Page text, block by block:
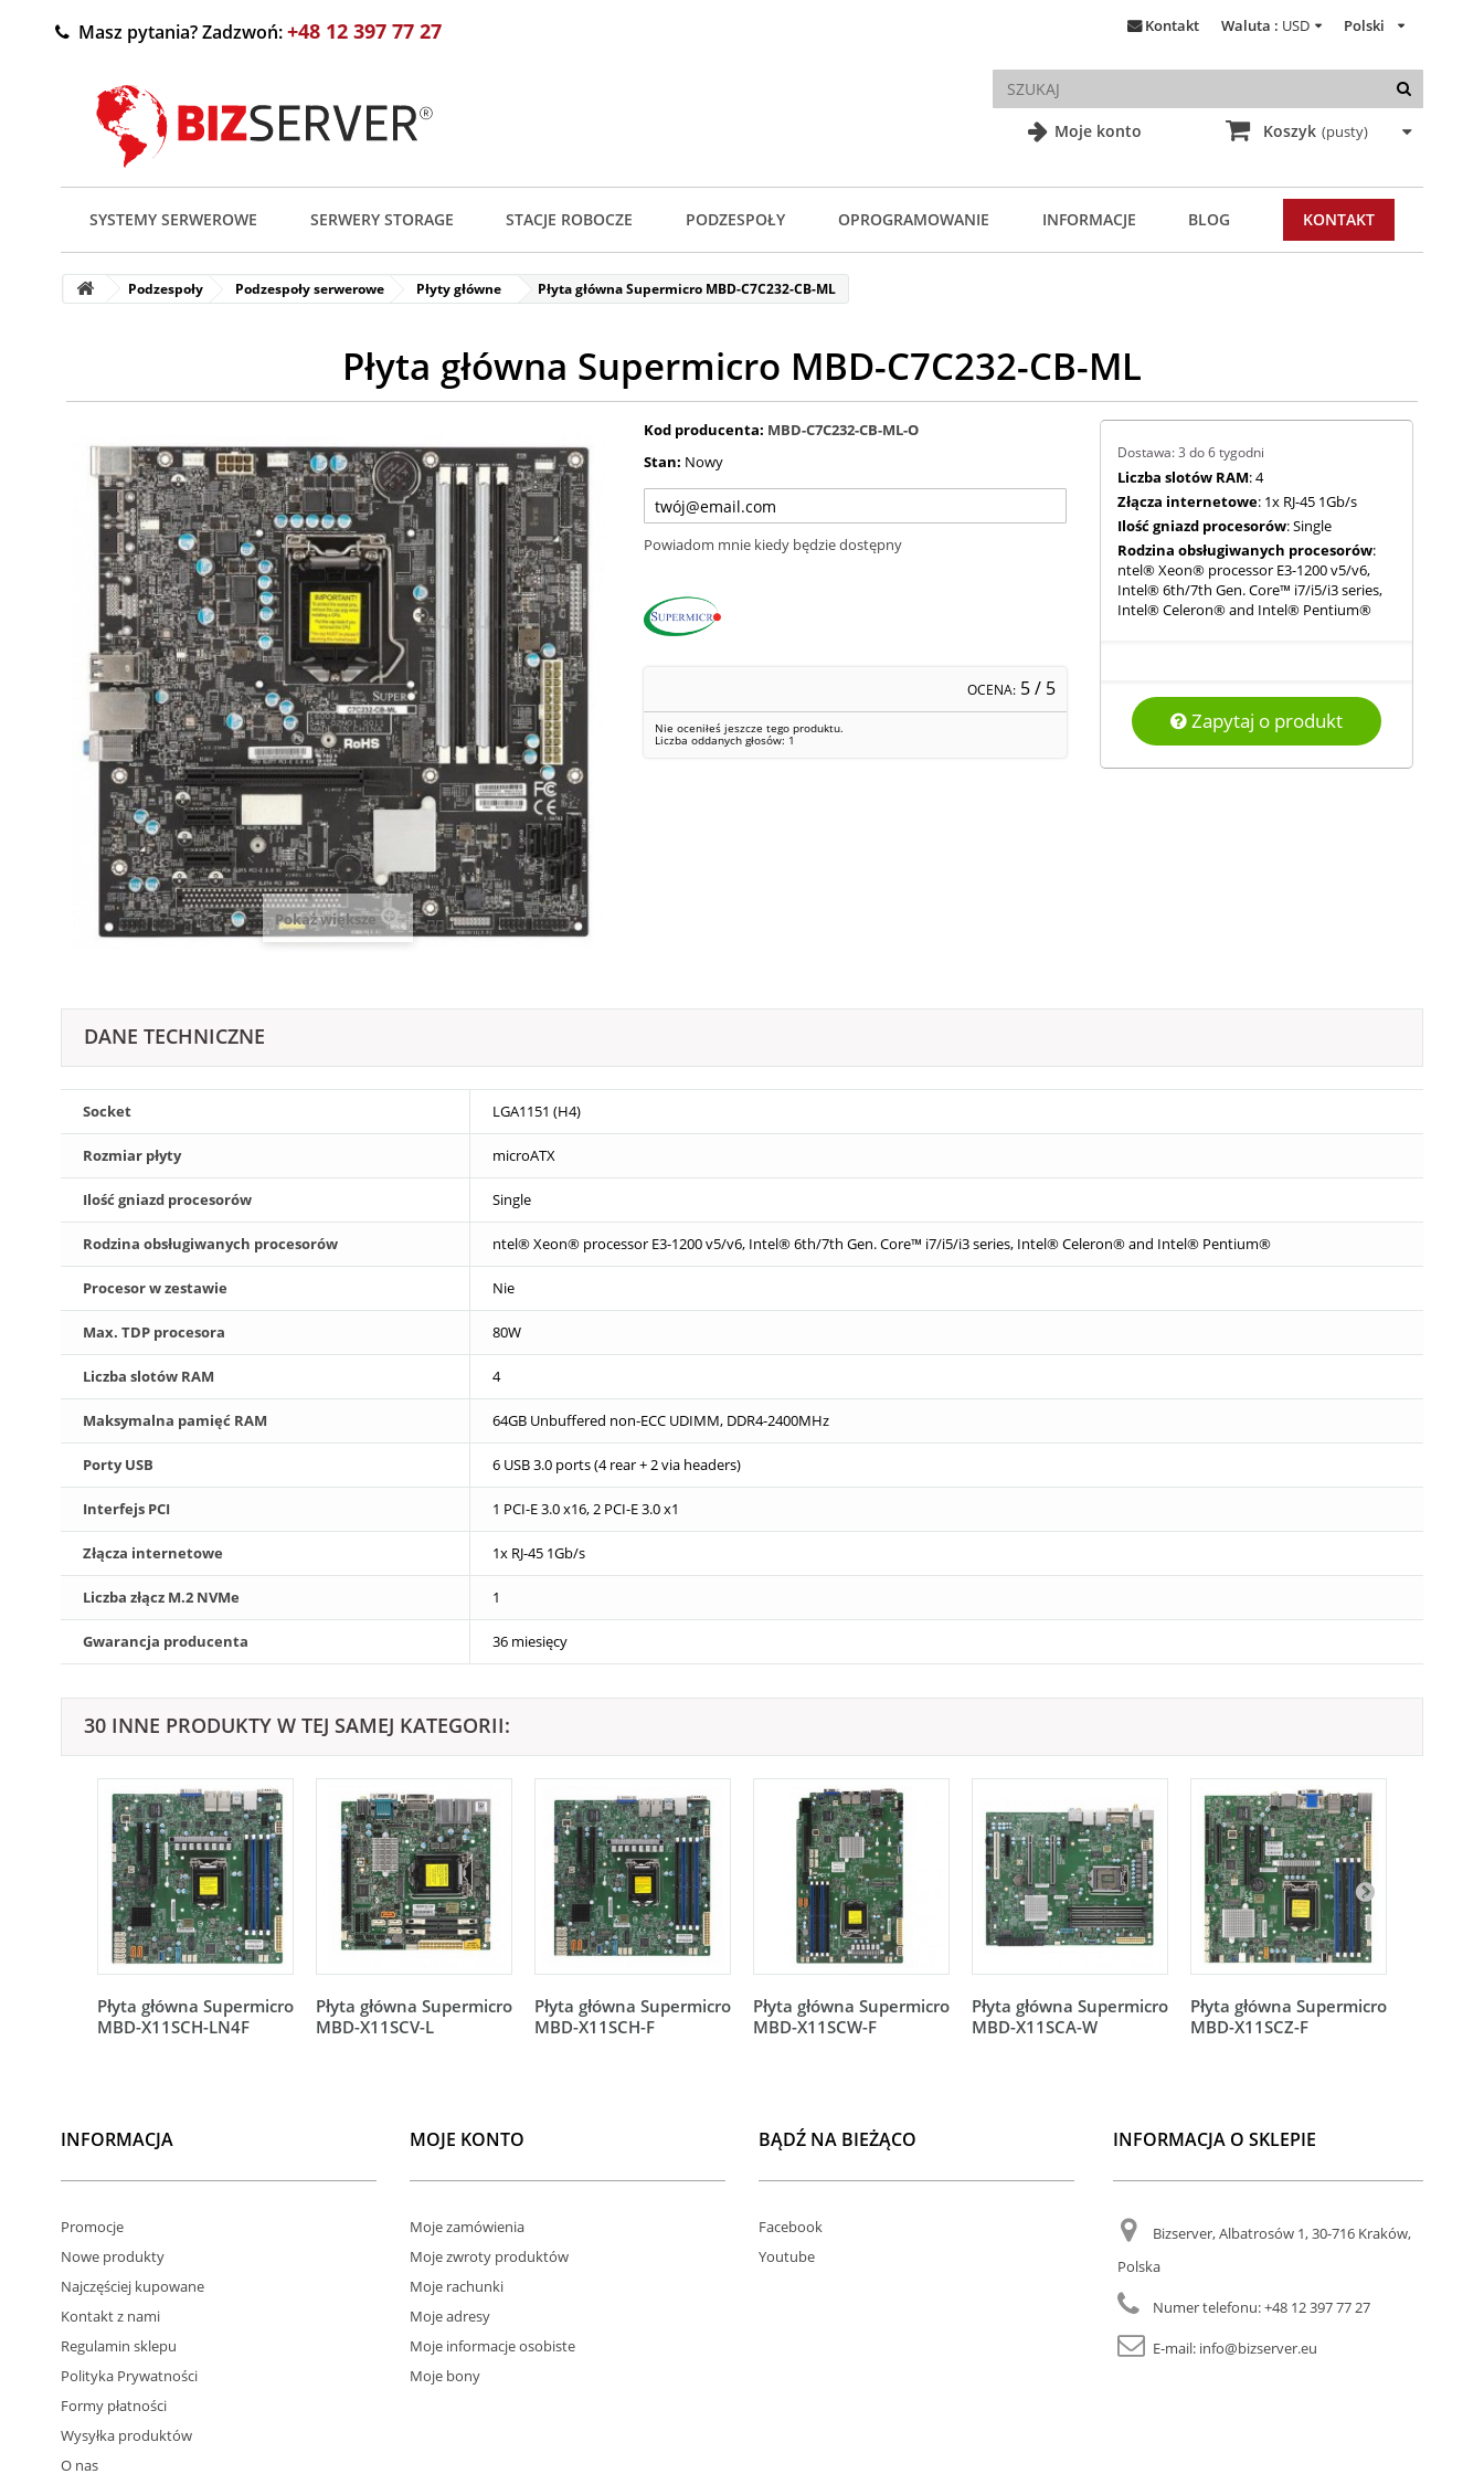
Moje konto
Polski
Waluta : USD
Kontakt
Masz pytania? Zadzwoń:+48 12 397 77 27
Koszyk (pusty)
SYSTEMY SERWEROWE SERWERY STORAGE STACJE ROBOCZE PODZESPOŁY OPROGRAMOWANIE INFORMACJE BLOG KONTAKT
Podzespoły Podzespoły serwerowe Płyty główne Płyta główna Supermicro MBD-C7C232-CB-ML
Płyta główna Supermicro MBD-C7C232-CB-ML
Pokaż większe
Kod producenta: MBD-C7C232-CB-ML-O
Stan: Nowy
Powiadom mnie kiedy będzie dostępny
OCENA: 5/ 5
Nie oceniłeś jeszcze tego produktu.
Liczba oddanych głosów: 1
Dostawa: 3 do 6 tygodni
Liczba slotów RAM: 4
Złącza internetowe: 1x RJ-45 1Gb/s
Ilość gniazd procesorów: Single
Rodzina obsługiwanych procesorów:
ntel® Xeon® processor E3-1200 v5/v6,
Intel® 6th/7th Gen. Core™ i7/i5/i3 series,
Intel® Celeron® and Intel® Pentium®
Zapytaj o produkt
DANE TECHNICZNE
Socket LGA1151 (H4)
Rozmiar płyty microATX
Ilość gniazd procesorów Single
Rodzina obsługiwanych procesorów ntel® Xeon® processor E3-1200 v5/v6, Intel® 6th/7th Gen. Core™ i7/i5/i3 series, Intel® Celeron® and Intel® Pentium®
Procesor w zestawie Nie
Max. TDP procesora 80W
Liczba slotów RAM 4
Maksymalna pamięć RAM 64GB Unbuffered non-ECC UDIMM, DDR4-2400MHz
Porty USB 6 USB 3.0 ports (4 rear + 2 via headers)
Interfejs PCI 1 PCI-E 3.0 x16, 2 PCI-E 3.0 x1
Złącza internetowe 1x RJ-45 1Gb/s
Liczba złącz M.2 NVMe 1
Gwarancja producenta 36 miesięcy
30 INNE PRODUKTY W TEJ SAMEJ KATEGORII:
Płyta główna Supermicro
MBD-X11SCH-LN4F
Płyta główna Supermicro
MBD-X11SCV-L
Płyta główna Supermicro
MBD-X11SCH-F
Płyta główna Supermicro
MBD-X11SCW-F
Płyta główna Supermicro
MBD-X11SCA-W
Płyta główna Supermicro
MBD-X11SCZ-F
INFORMACJA
Promocje
Nowe produkty
Najczęściej kupowane
Kontakt z nami
Regulamin sklepu
Polityka Prywatności
Formy płatności
Wysyłka produktów
O nas
MOJE KONTO
Moje zamówienia
Moje zwroty produktów
Moje rachunki
Moje adresy
Moje informacje osobiste
Moje bony
BĄDŹ NA BIEŻĄCO
Facebook
Youtube
INFORMACJA O SKLEPIE
Bizserver, Albatrosów 1, 30-716 Kraków,
Polska
Numer telefonu:+48 12 397 77 27
E-mail: info@bizserver.eu